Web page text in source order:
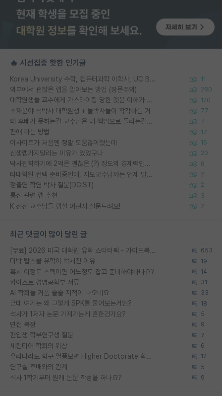
🔥 시선집중 핫한 인기글
Korea University 수학, 컴퓨터과학 이학사, UC Berkeley 산업공학 대학원 공학박사가 되는 것은 쉽지 않겠죠? 11
외부에서 괜찮은 랩을 알아보는 방법 (장문주의) 280
대학원생들 교수에게 가스라이팅 당한 것은 이해가 갑니다. 안타깝네요. 120
소재분야 석박사 대학원생 + 물박사들이 착각하는 거 77
왜 후배가 못하는걸 교수님은 내 책임으로 돌리는걸까요? 7
편애 하는 방법 17
이사이트가 처음엔 정말 도움많이됐는데 16
신생랩가지말라는 이유가 있었구나 20
박사진학하기에 2억은 괜찮은 (?) 정도의 경제력인가요 8
타대학원 컨텍 준비중인데, 지도교수님께는 언제 말씀드려야 할까요? 2
정출연 학연 박사 질문(DGIST) 2
통신 관련 랩 추천 3
K 전전 교수님들 랩실 어떤지 질문드려요! 2
최근 댓글이 많이 달린 글
[무료] 2026 미국 대학원 유학 스타터팩 - 가이드북 & 합격자 컨택메일 템플릿 653
미박 탑스쿨 유학이 빡세진 이유 19
혹시 이정도 스펙이면 어느정도 잡고 준비해야하나요? 14
카이스트 경영공학부 서류 31
AI 학회들 거품 슬슬 지적이 나오네요 33
근데 여기는 왜 그렇게 SPK를 물어보는거임? 18
석사가 1저자 논문 가져가는게 흔한건가요? 5
면접 복장 9
편입생 학부연구생 질문 7
세컨티어 학회의 위상 6
우리나라도 학구 열풍보면 Higher Doctorate 학위가 필요하다고 봅니다. 12
연구실 후배와의 관계 5
석사 1학기부터 원래 논문 작성을 하나요? 9